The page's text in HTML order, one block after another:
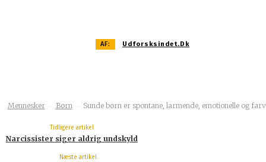
AF: Udforsksindet.dk
Mennesker Børn Sunde børn er spontane, larmende, emotionelle og
Tidligere artikel
Narcissister siger aldrig undskyld
Næste artikel